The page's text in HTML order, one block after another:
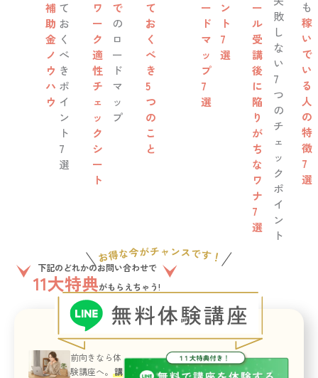
補
助
金
ノ
ウ
ハ
ウ
て
お
く
べ
き
ポ
イ
ン
ト
7
選
ワ
ー
ク
適
性
チ
ェ
ッ
ク
シ
ー
ト
で
の
ロ
ー
ド
マ
ッ
プ
て
お
く
べ
き
5
つ
の
こ
と
ー
ド
マ
ッ
プ
7
選
ン
ト
7
選
ー
ル
受
講
後
に
陥
り
が
ち
な
ワ
ナ
7
選
敗
し
な
い
7
つ
の
チ
ェ
ッ
ク
ポ
イ
ン
ト
も
稼
い
で
い
る
人
の
特
徴
7
選
下記のどれかのお問い合わせで
11大特典がもらえちゃう!
前向きなら体
験講座へ。 講